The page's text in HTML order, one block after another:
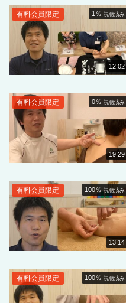
12:02
1％視聴済み
有料会員限定
19:29
0％視聴済み
有料会員限定
13:14
100％視聴済み
有料会員限定
100％視聴済み
有料会員限定